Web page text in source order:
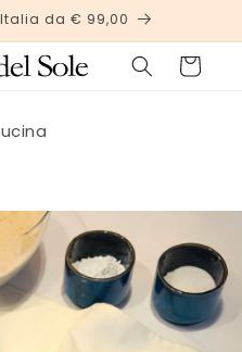
da € 99,00
Carrello